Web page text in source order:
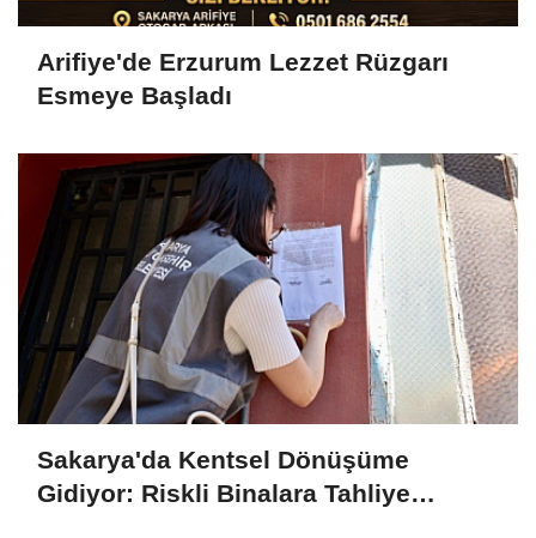
Arifiye'de Erzurum Lezzet Rüzgarı
Esmeye Başladı
Sakarya'da Kentsel Dönüşüme
Gidiyor: Riskli Binalara Tahliye